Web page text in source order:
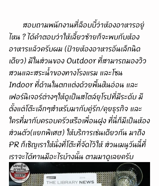
ไหน ? ได้คำตอบว่าให้เลี้ยวซ้ายก็จะพบกับห้อง
อาหารแล้วครับผม (ป้ายห้องอาหารอันเล็กนิด
เดียว) มีในส่วนของ Outdoor ที่สามารถมองวิว
สวนและสระน้ำของทางโรงแรม และโซน
Indoor ที่ด้านในตกแต่งด้วยพื้นหินอ่อน และ
เฟอร์นิเจอร์ต่างๆให้ดูเป็นสไตล์ยุโรปที่มีระดับ มี
ตั้งแต่โต๊ะเล็กๆสำหรับมากับคู่รัก/คุยธุรกิจ และ
ใครที่มากับครอบครัวหรือเพื่อนฝูง ที่นี่ก็มีเป็นห้อง
ส่วนตัว(แยกพิเศษ) ให้บริการเช่นเดียวกัน มาถึง
PR ก็เชิญเราให้นั่งที่โต๊ะที่จัดไว้ให้ ส่วนเมนูวันนี้ที่
เราจะได้ทานมีอะไรบ้างนั้น ตามมาดูเลยครับ